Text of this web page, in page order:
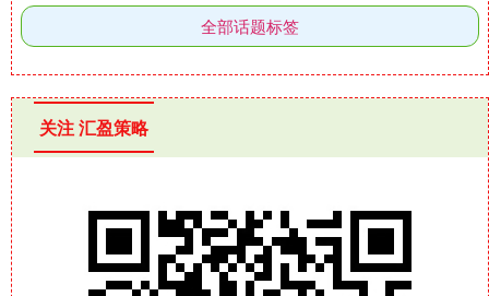
全部话题标签
关注 汇盈策略